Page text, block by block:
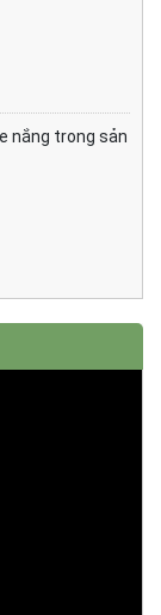
nắng trong sản